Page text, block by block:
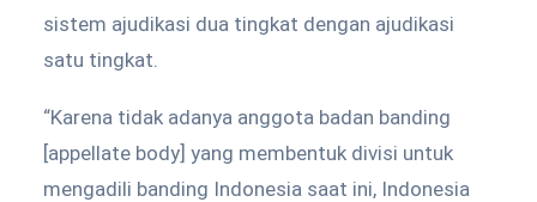
sistem ajudikasi dua tingkat dengan ajudikasi
satu tingkat.
“Karena tidak adanya anggota badan banding
[appellate body] yang membentuk divisi untuk
mengadili banding Indonesia saat ini, Indonesia